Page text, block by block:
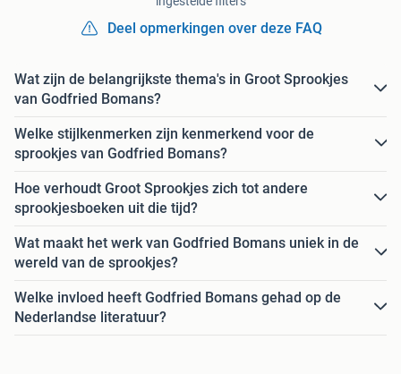
Deel opmerkingen over deze FAQ
Wat zijn de belangrijkste thema's in Groot Sprookjes
van Godfried Bomans?
Welke stijlkenmerken zijn kenmerkend voor de
sprookjes van Godfried Bomans?
Hoe verhoudt Groot Sprookjes zich tot andere
sprookjesboeken uit die tijd?
Wat maakt het werk van Godfried Bomans uniek in de
wereld van de sprookjes?
Welke invloed heeft Godfried Bomans gehad op de
Nederlandse literatuur?